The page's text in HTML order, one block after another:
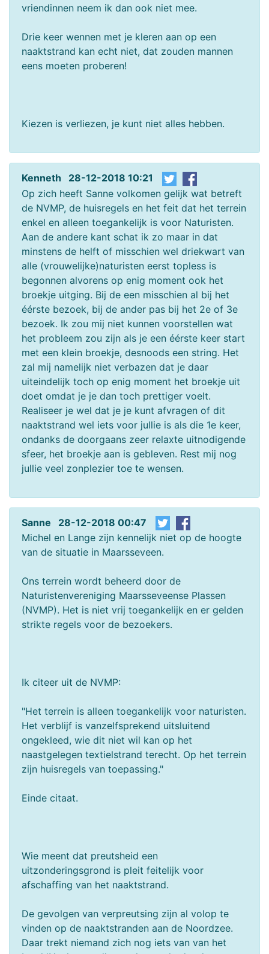
vriendinnen neem ik dan ook niet mee.
Drie keer wennen met je kleren aan op een
naaktstrand kan echt niet, dat zouden mannen
eens moeten proberen!
Kiezen is verliezen, je kunt niet alles hebben.
Kenneth 28-12-2018 10:21
Op zich heeft Sanne volkomen gelijk wat betreft
de NVMP, de huisregels en het feit dat het terrein
enkel en alleen toegankelijk is voor Naturisten.
Aan de andere kant schat ik zo maar in dat
minstens de helft of misschien wel driekwart van
alle (vrouwelijke)naturisten eerst topless is
begonnen alvorens op enig moment ook het
broekje uitging. Bij de een misschien al bij het
éérste bezoek, bij de ander pas bij het 2e of 3e
bezoek. Ik zou mij niet kunnen voorstellen wat
het probleem zou zijn als je een éérste keer start
met een klein broekje, desnoods een string. Het
zal mij namelijk niet verbazen dat je daar
uiteindelijk toch op enig moment het broekje uit
doet omdat je je dan toch prettiger voelt.
Realiseer je wel dat je je kunt afvragen of dit
naaktstrand wel iets voor jullie is als die 1e keer,
ondanks de doorgaans zeer relaxte uitnodigende
sfeer, het broekje aan is gebleven. Rest mij nog
jullie veel zonplezier toe te wensen.
Sanne 28-12-2018 00:47
Michel en Lange zijn kennelijk niet op de hoogte
van de situatie in Maarsseveen.
Ons terrein wordt beheerd door de
Naturistenvereniging Maarsseveense Plassen
(NVMP). Het is niet vrij toegankelijk en er gelden
strikte regels voor de bezoekers.
Ik citeer uit de NVMP:
"Het terrein is alleen toegankelijk voor naturisten.
Het verblijf is vanzelfsprekend uitsluitend
ongekleed, wie dit niet wil kan op het
naastgelegen textielstrand terecht. Op het terrein
zijn huisregels van toepassing."
Einde citaat.
Wie meent dat preutsheid een
uitzonderingsgrond is pleit feitelijk voor
afschaffing van het naaktstrand.
De gevolgen van verpreutsing zijn al volop te
vinden op de naaktstranden aan de Noordzee.
Daar trekt niemand zich nog iets van van het